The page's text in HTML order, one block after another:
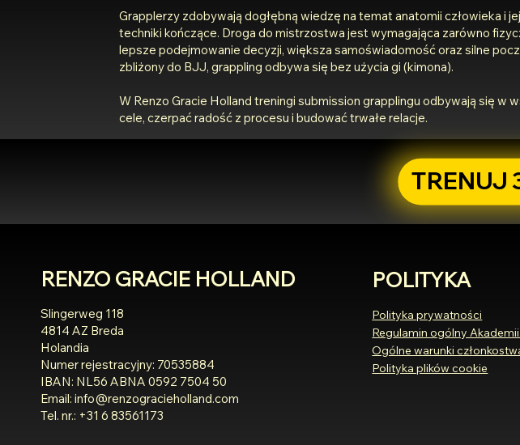
Grapplerzy zdobywają dogłębną wiedzę na temat anatomii człowieka
techniki kończące. Droga do mistrzostwa jest wymagająca zarówno
lepsze podejmowanie decyzji, większa samoświadomość oraz silne
zbliżony do BJJ, grappling odbywa się bez użycia gi (kimona).
W Renzo Gracie Holland treningi submission grapplingu odbywają się
cele, czerpać radość z procesu i budować trwałe relacje.
TRENUJ
RENZO GRACIE HOLLAND
Slingerweg 118
4814 AZ Breda
Holandia
Numer rejestracyjny: 70535884
IBAN: NL56 ABNA 0592 7504 50
Email: info@renzogracieholland.com
Tel. nr.: +31 6 83561173
POLITYKA
Polityka prywatności
Regulamin ogólny
Ogólne warunki
Polityka plików cookie